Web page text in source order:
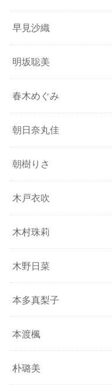
早見沙織
明坂聡美
春木めぐみ
朝日奈丸佳
朝樹りさ
木戸衣吹
木村珠莉
木野日菜
本多真梨子
本渡楓
朴璐美